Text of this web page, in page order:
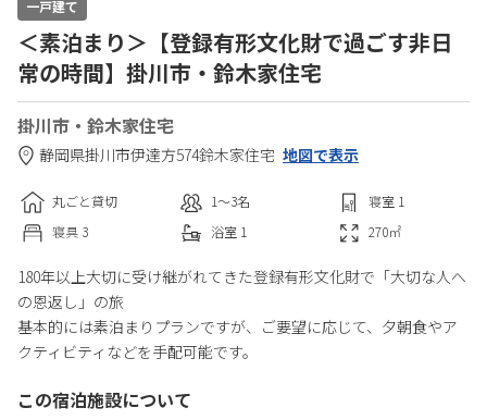
一戸建て
＜素泊まり＞【登録有形文化財で過ごす非日
常の時間】掛川市・鈴木家住宅
掛川市・鈴木家住宅
静岡県掛川市伊達方574鈴木家住宅 地図で表示
丸ごと貸切 1〜3名 寝室 1
寝具 3 浴室 1 270㎡
180年以上大切に受け継がれてきた登録有形文化財で「大切な人へ
の恩返し」の旅
基本的には素泊まりプランですが、ご要望に応じて、夕朝食やア
クティビティなどを手配可能です。
この宿泊施設について